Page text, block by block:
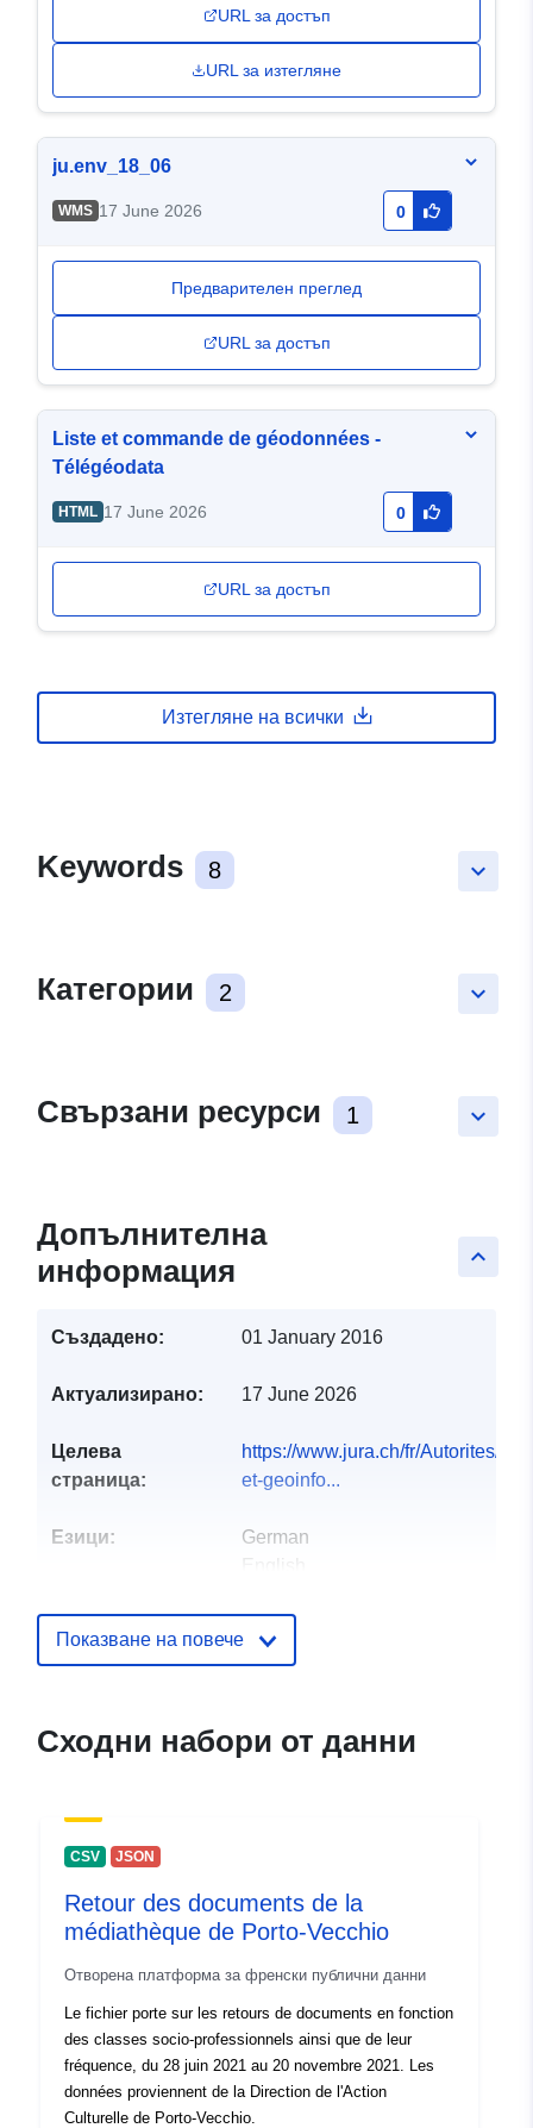
URL за достъп
URL за изтегляне
ju.env_18_06
WMS 17 June 2026 0
Предварителен преглед
URL за достъп
Liste et commande de géodonnées -
Télégéodata
HTML 17 June 2026 0
URL за достъп
Изтегляне на всички
keyboard_arrow_down
Keywords 8
keyboard_arrow_down
Категории 2
keyboard_arrow_down
Свързани ресурси 1
keyboard_arrow_up
Допълнителна
информация
Създадено: 01 January 2016
Актуализирано: 17 June 2026
Целева
страница:
https://www.jura.ch/fr/Autorites/
et-geoinfo...
Езици:
German
English
Italian
Звено за връзка:
Office de l'environnement
Каталожен
запис:
June 2025
Актуализирана на
Идентификатор
и:
7FDBB172-13E6-4FE8-
AFC7-
BCF957F90FF7@canton-
du-jura
Показване на повече
Сходни набори от данни
CSV JSON
Retour des documents de la
médiathèque de Porto-Vecchio
Отворена платформа за френски публични данни
Le fichier porte sur les retours de documents en fonction
des classes socio-professionnels ainsi que de leur
fréquence, du 28 juin 2021 au 20 novembre 2021. Les
données proviennent de la Direction de l'Action
Culturelle de Porto-Vecchio.